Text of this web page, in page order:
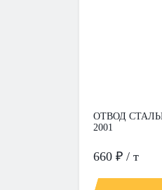
ОТВОД
2001
660 ₽ / т